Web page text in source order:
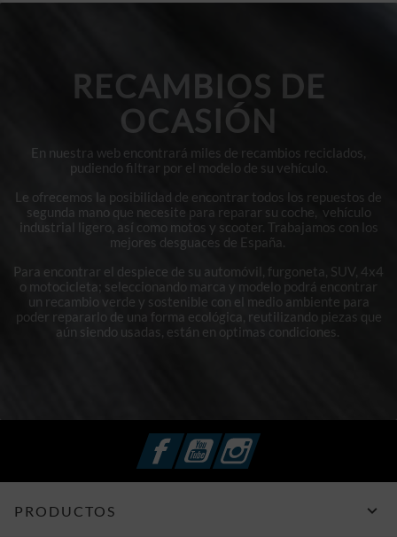
RECAMBIOS DE
OCASIÓN
En nuestra web encontrará miles de recambios reciclados,
pudiendo filtrar por el modelo de su vehículo.
Le ofrecemos la posibilidad de encontrar todos los repuestos de
segunda mano que necesite para reparar su coche, vehículo
industrial ligero, así como motos y scooter. Trabajamos con los
mejores desguaces de España.
Para encontrar el despiece de su automóvil, furgoneta, SUV, 4x4
o motocicleta; seleccionando marca y modelo podrá encontrar
un recambio verde y sostenible con el medio ambiente para
poder repararlo de una forma ecológica, reutilizando piezas que
aún siendo usadas, están en optimas condiciones.
FacebookYouTubeInstagram
PRODUCTOS 